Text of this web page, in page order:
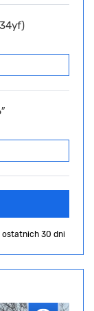
ostatnich 30 dni